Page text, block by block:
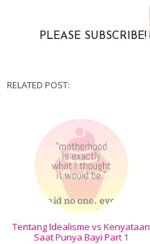
PLEASE SUBSCRIBE!
RELATED POST:
Tentang Idealisme vs Kenyataan
Saat Punya Bayi Part 1